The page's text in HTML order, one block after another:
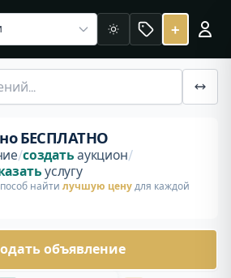
Ивенец
и аукционы в Ивенеце,
Светлая +
БЕСПЛАТНО
/создать аукцион/
услугу
найти лучшую цену для каждой
объявление